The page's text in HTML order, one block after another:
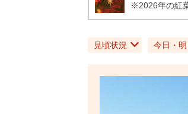
※2026年の紅
見頃状況 今日・